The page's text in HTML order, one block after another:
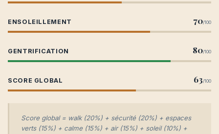
ENSOLEILLEMENT 70/100
GENTRIFICATION 80/100
SCORE GLOBAL 63/100
Score global = walk (20%) + sécurité (20%) + espaces
verts (15%) + calme (15%) + air (15%) + soleil (10%) +